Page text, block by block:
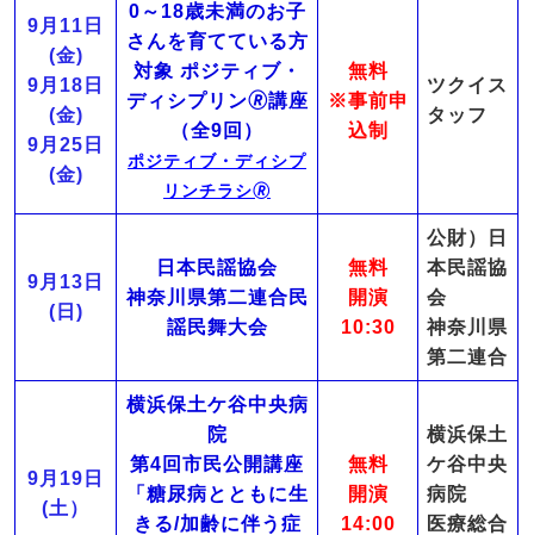
9月11日
(金)
9月18日
(金)
9月25日
(金)
0～18歳未満のお子
さんを育てている方
対象 ポジティブ・
ディシプリン🄬講座
（全9回）
ポジティブ・ディシプ
リンチラシ🄬
無料
※事前申
込制
ツクイス
タッフ
9月13日
(日)
日本民謡協会
神奈川県第二連合民
謡民舞大会
無料
開演
10:30
公財）日
本民謡協
会
神奈川県
第二連合
9月19日
(土）
横浜保土ケ谷中央病
院
第4回市民公開講座
「糖尿病とともに生
きる/加齢に伴う症
無料
開演
14:00
横浜保土
ケ谷中央
病院
医療総合